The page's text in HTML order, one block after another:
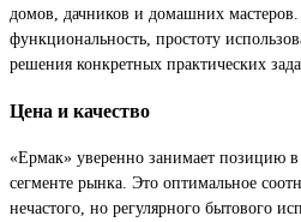
домов, дачников и домашних
функциональность, простоту
решения конкретных практических
Цена и качество
«Ермак» уверенно занимает позицию
сегменте рынка. Это оптимальное
нечастого, но регулярного бытового